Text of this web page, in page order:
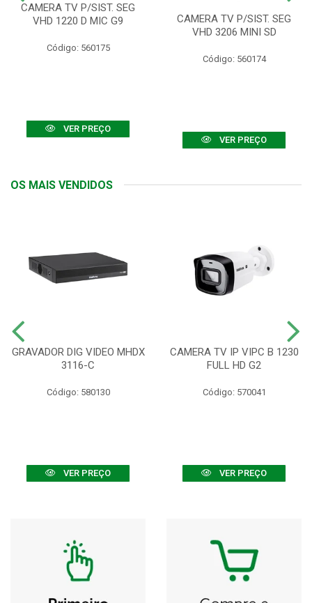
CAMERA TV P/SIST. SEG
VHD 1220 D MIC G9
Código: 560175
VER PREÇO
CAMERA TV P/SIST. SEG
VHD 3206 MINI SD
Código: 560174
VER PREÇO
OS MAIS VENDIDOS
GRAVADOR DIG VIDEO MHDX
3116-C
Código: 580130
VER PREÇO
CAMERA TV IP VIPC B 1230
FULL HD G2
Código: 570041
VER PREÇO